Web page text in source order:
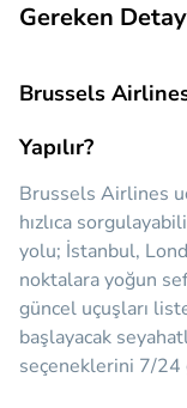
Gereken
Brussels
Yapılır?
Brussels Airlines
hızlıca
yolu; İstanbul,
noktalara yoğun
güncel uçuşları
başlayacak
seçeneklerini 7/